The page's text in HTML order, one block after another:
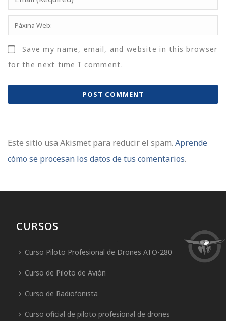
Save my name, email, and website in this browser
for the next time I comment.
Este sitio usa Akismet para reducir el spam. Aprende
cómo se procesan los datos de tus comentarios.
CURSOS
Curso Piloto Profesional de Drones ATO-280
Curso de Piloto de Avión
Curso de Radiofonista
Curso oficial de piloto profesional de drones